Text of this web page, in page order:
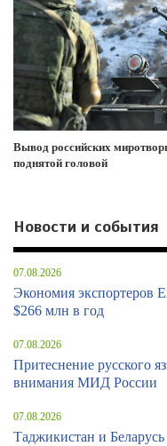
Вывод российских
поднятой головой
Новости и события
07.08.2026
Экономия экспортеров
$266 млн в год
07.08.2026
Притеснение русского
внимания МИД России
07.08.2026
Таджикистан и